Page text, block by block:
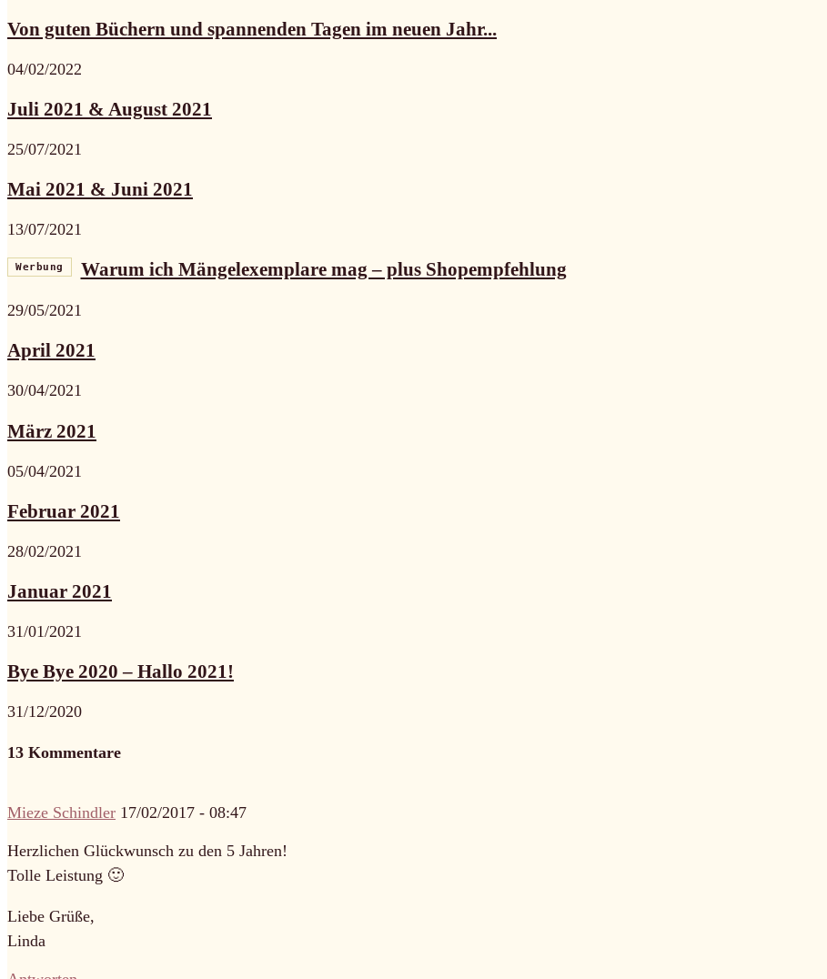
Von guten Büchern und spannenden Tagen im neuen Jahr...
04/02/2022
Juli 2021 & August 2021
25/07/2021
Mai 2021 & Juni 2021
13/07/2021
Werbung Warum ich Mängelexemplare mag – plus Shopempfehlung
29/05/2021
April 2021
30/04/2021
März 2021
05/04/2021
Februar 2021
28/02/2021
Januar 2021
31/01/2021
Bye Bye 2020 – Hallo 2021!
31/12/2020
13 Kommentare
Mieze Schindler 17/02/2017 - 08:47
Herzlichen Glückwunsch zu den 5 Jahren!
Tolle Leistung 🙂
Liebe Grüße,
Linda